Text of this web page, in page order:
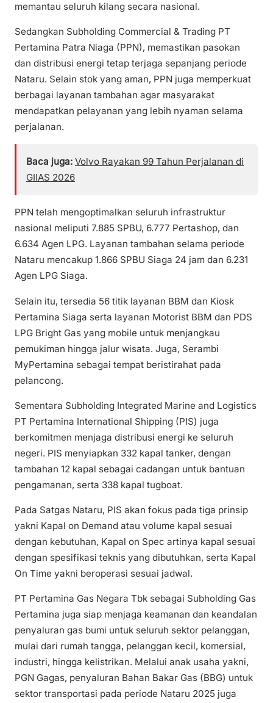
memantau seluruh kilang secara nasional.
Sedangkan Subholding Commercial & Trading PT
Pertamina Patra Niaga (PPN), memastikan pasokan
dan distribusi energi tetap terjaga sepanjang periode
Nataru. Selain stok yang aman, PPN juga memperkuat
berbagai layanan tambahan agar masyarakat
mendapatkan pelayanan yang lebih nyaman selama
perjalanan.
Baca juga: Volvo Rayakan 99 Tahun Perjalanan di
GIIAS 2026
PPN telah mengoptimalkan seluruh infrastruktur
nasional meliputi 7.885 SPBU, 6.777 Pertashop, dan
6.634 Agen LPG. Layanan tambahan selama periode
Nataru mencakup 1.866 SPBU Siaga 24 jam dan 6.231
Agen LPG Siaga.
Selain itu, tersedia 56 titik layanan BBM dan Kiosk
Pertamina Siaga serta layanan Motorist BBM dan PDS
LPG Bright Gas yang mobile untuk menjangkau
pemukiman hingga jalur wisata. Juga, Serambi
MyPertamina sebagai tempat beristirahat pada
pelancong.
Sementara Subholding Integrated Marine and Logistics
PT Pertamina International Shipping (PIS) juga
berkomitmen menjaga distribusi energi ke seluruh
negeri. PIS menyiapkan 332 kapal tanker, dengan
tambahan 12 kapal sebagai cadangan untuk bantuan
pengamanan, serta 338 kapal tugboat.
Pada Satgas Nataru, PIS akan fokus pada tiga prinsip
yakni Kapal on Demand atau volume kapal sesuai
dengan kebutuhan, Kapal on Spec artinya kapal sesuai
dengan spesifikasi teknis yang dibutuhkan, serta Kapal
On Time yakni beroperasi sesuai jadwal.
PT Pertamina Gas Negara Tbk sebagai Subholding Gas
Pertamina juga siap menjaga keamanan dan keandalan
penyaluran gas bumi untuk seluruh sektor pelanggan,
mulai dari rumah tangga, pelanggan kecil, komersial,
industri, hingga kelistrikan. Melalui anak usaha yakni,
PGN Gagas, penyaluran Bahan Bakar Gas (BBG) untuk
sektor transportasi pada periode Nataru 2025 juga